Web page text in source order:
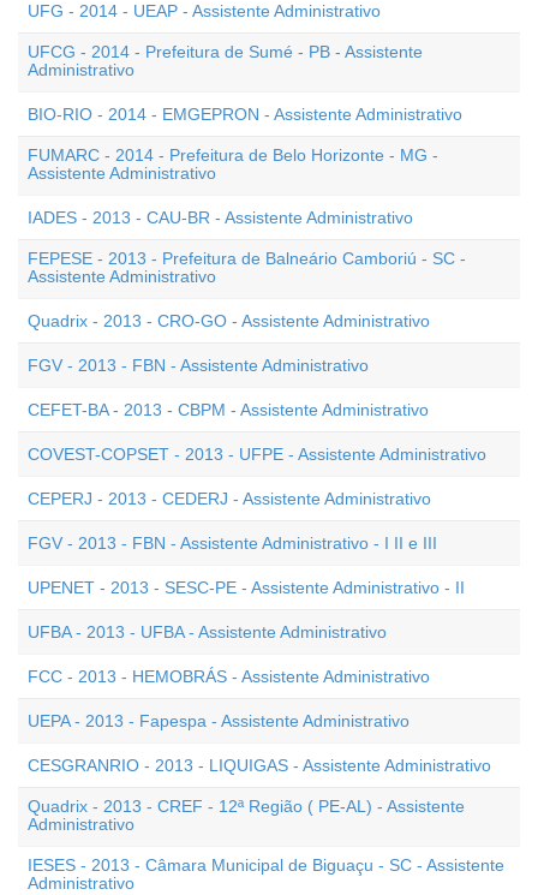
UFG - 2014 - UEAP - Assistente Administrativo
UFCG - 2014 - Prefeitura de Sumé - PB - Assistente
Administrativo
BIO-RIO - 2014 - EMGEPRON - Assistente Administrativo
FUMARC - 2014 - Prefeitura de Belo Horizonte - MG -
Assistente Administrativo
IADES - 2013 - CAU-BR - Assistente Administrativo
FEPESE - 2013 - Prefeitura de Balneário Camboriú - SC -
Assistente Administrativo
Quadrix - 2013 - CRO-GO - Assistente Administrativo
FGV - 2013 - FBN - Assistente Administrativo
CEFET-BA - 2013 - CBPM - Assistente Administrativo
COVEST-COPSET - 2013 - UFPE - Assistente Administrativo
CEPERJ - 2013 - CEDERJ - Assistente Administrativo
FGV - 2013 - FBN - Assistente Administrativo - I II e III
UPENET - 2013 - SESC-PE - Assistente Administrativo - II
UFBA - 2013 - UFBA - Assistente Administrativo
FCC - 2013 - HEMOBRÁS - Assistente Administrativo
UEPA - 2013 - Fapespa - Assistente Administrativo
CESGRANRIO - 2013 - LIQUIGAS - Assistente Administrativo
Quadrix - 2013 - CREF - 12ª Região ( PE-AL) - Assistente
Administrativo
IESES - 2013 - Câmara Municipal de Biguaçu - SC - Assistente
Administrativo